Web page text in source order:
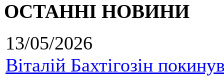
ОСТАННІ НОВИНИ
13/05/2026
Віталій Бахтігозін